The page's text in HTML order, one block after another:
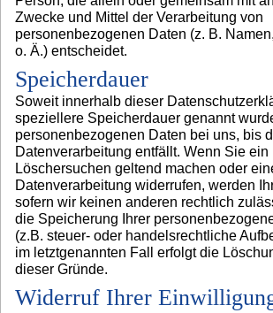
Zwecke und Mittel der Verarbeitung von
personenbezogenen Daten (z. B.
o. Ä.) entscheidet.
Speicherdauer
Soweit innerhalb dieser
speziellere Speicherdauer genannt
personenbezogenen Daten bei uns, bis
Datenverarbeitung entfällt. Wenn Sie ein
Löschersuchen geltend machen oder
Datenverarbeitung widerrufen, werden
sofern wir keinen anderen rechtlich
die Speicherung Ihrer
(z.B. steuer- oder handelsrechtliche
im letztgenannten Fall erfolgt die
dieser Gründe.
Widerruf Ihrer